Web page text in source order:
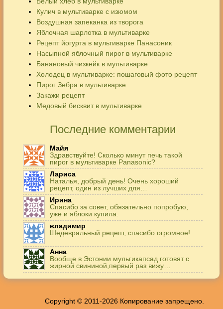
Кулич в мультиварке с изюмом
Воздушная запеканка из творога
Яблочная шарлотка в мультиварке
Рецепт йогурта в мультиварке Панасоник
Насыпной яблочный пирог в мультиварке
Банановый чизкейк в мультиварке
Холодец в мультиварке: пошаговый фото рецепт
Пирог Зебра в мультиварке
Закажи рецепт
Медовый бисквит в мультиварке
Последние комментарии
Майя
Здравствуйте! Сколько минут печь такой
пирог в мультиварке Panasonic?
Лариса
Наталья, добрый день! Очень хороший
рецепт, один из лучших для…
Ирина
Спасибо за совет, обязательно попробую,
уже и яблоки купила.
владимир
Шедевральный рецепт, спасибо огромное!
Анна
Вообще в Эстонии мульгикапсад готовят с
жирной свининой,первый раз вижу…
Игорь
Жанна
Copyright © 2011-2026 Копирование запрещено.